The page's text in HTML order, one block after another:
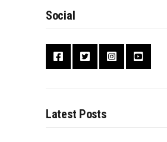
Social
Latest Posts